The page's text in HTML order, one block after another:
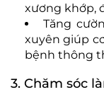
xương khớp,
Tăng
xuyên giúp
bệnh thông
3. Chăm sóc